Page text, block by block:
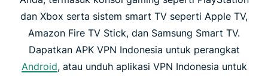
dan Xbox serta sistem smart TV seperti Apple TV,
Amazon Fire TV Stick, dan Samsung Smart TV.
Dapatkan APK VPN Indonesia untuk perangkat
Android, atau unduh aplikasi VPN Indonesia untuk